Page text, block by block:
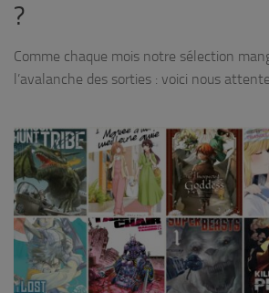
?
Comme chaque mois notre sélection
l’avalanche des sorties : voici nous